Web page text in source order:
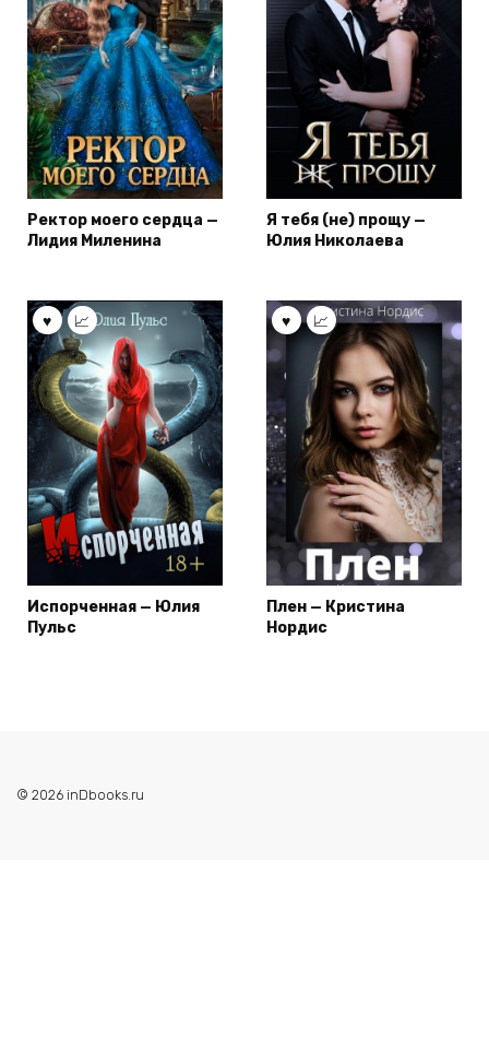
Ректор моего сердца —
Лидия Миленина
Я тебя (не) прощу —
Юлия Николаева
Испорченная — Юлия
Пульс
Плен — Кристина
Нордис
© 2026 inDbooks.ru